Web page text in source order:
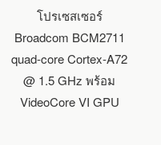
โปรเซสเซอร์
Broadcom BCM2711
quad-core Cortex-A72
@ 1.5 GHz พร้อม
VideoCore VI GPU